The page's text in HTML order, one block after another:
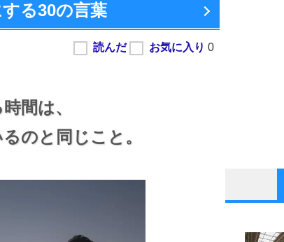
る30の言葉
間は、
のと同じこと。